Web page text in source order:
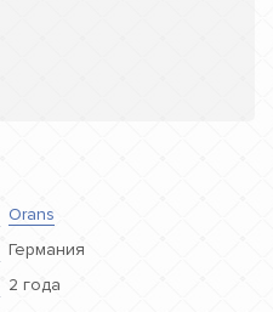
Orans
Германия
2 года